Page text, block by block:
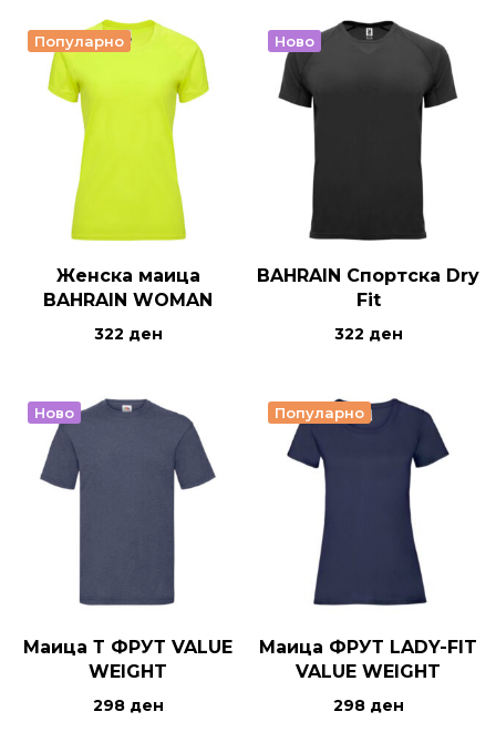
Популарно
Женска маица
BAHRAIN WOMAN
322 ден
Ново
BAHRAIN Спортска Dry
Fit
322 ден
Ново
Маица Т ФРУТ VALUE
WEIGHT
298 ден
Популарно
Маица ФРУТ LADY-FIT
VALUE WEIGHT
298 ден